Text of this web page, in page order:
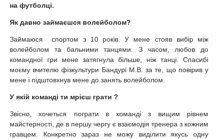
на футболці.
Як давно займаєшся волейболом?
Займаюся спортом з 10 рокiв. У мене стояв вибiр мiж
волейболом та бальними танцями. З часом, любов до
командної гри мене затягнула більше, ніж танці. Спасибі
моєму вчителю фізкультури Бандурі М.В. за те, що повірив у
мене і підштовхнув мене до занять волейболом.
У якій команді ти мрієш грати ?
Звісно, хочеться пограти в команді з вищим рівнем
майстерності, де в першу чергу є взаємодія тренера з кожним
гравцем. Конкретно зараз не можу виділити якусь одну